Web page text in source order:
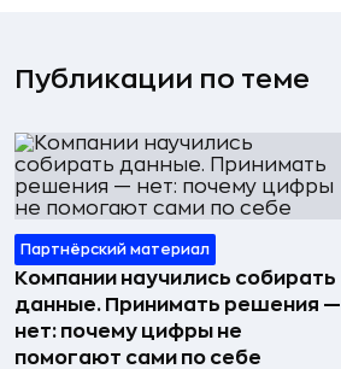
Публикации по теме
Партнёрский материал
Компании научились собирать
данные. Принимать решения —
нет: почему цифры не
помогают сами по себе